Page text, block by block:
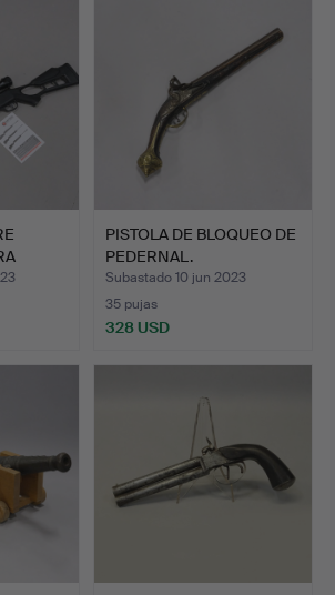
PISTOLA DE BLOQUEO DE
PEDERNAL.
Subastado 10 jun 2023
35 pujas
328 USD